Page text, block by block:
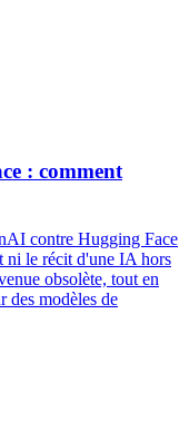
: comment
contre Hugging Face
ni le récit d'une IA hors
obsolète, tout en
des modèles de